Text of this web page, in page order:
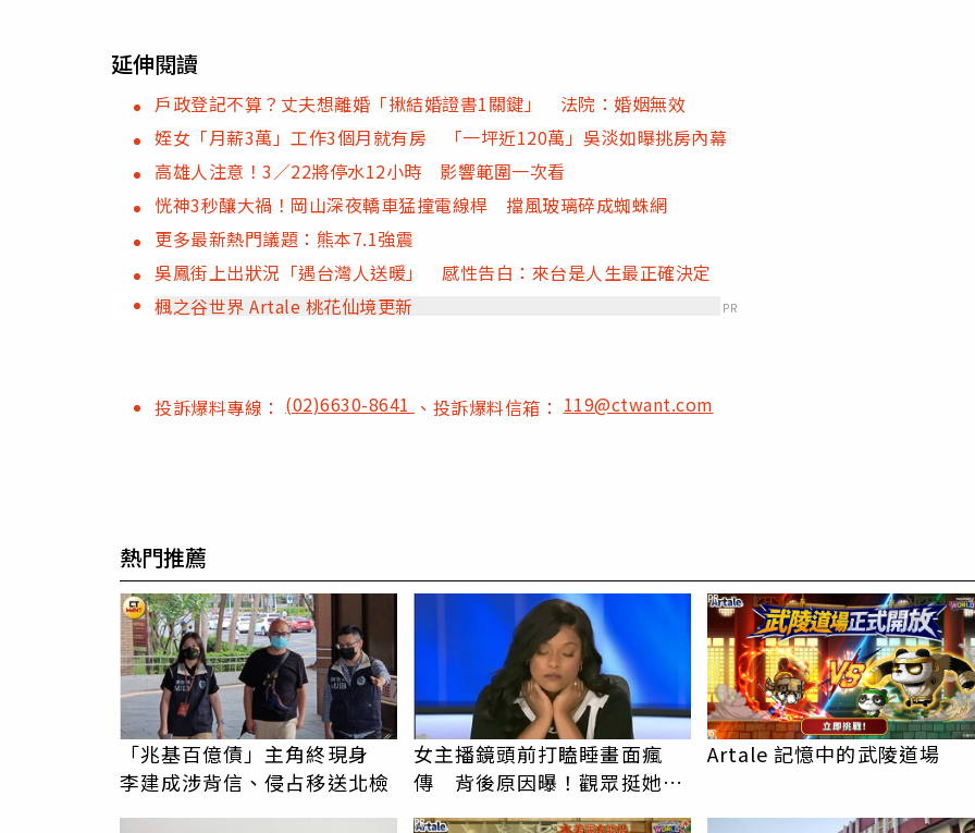
延伸閱讀
戶政登記不算？丈夫想離婚「揪結婚證書1關鍵」 法院：婚姻無效
姪女「月薪3萬」工作3個月就有房 「一坪近120萬」吳淡如曝挑房內幕
高雄人注意！3／22將停水12小時 影響範圍一次看
恍神3秒釀大禍！岡山深夜轎車猛撞電線桿 擋風玻璃碎成蜘蛛網
更多最新熱門議題：熊本7.1強震
吳鳳街上出狀況「遇台灣人送暖」 感性告白：來台是人生最正確決定
楓之谷世界 Artale 桃花仙境更新
PR
投訴爆料專線： (02)6630-8641 、投訴爆料信箱：119@ctwant.com
熱門推薦
「兆基百億債」主角終現身
李建成涉背信、侵占移送北檢
女主播鏡頭前打瞌睡畫面瘋
傳 背後原因曝！觀眾挺她：
Artale 記憶中的武陵道場
PR
PR